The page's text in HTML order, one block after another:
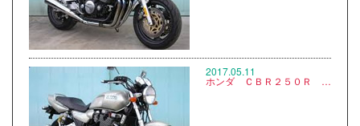
2017.05.11
ホンダ ＣＢＲ２５０Ｒ ABS ＭＣ２１ ※写真なし